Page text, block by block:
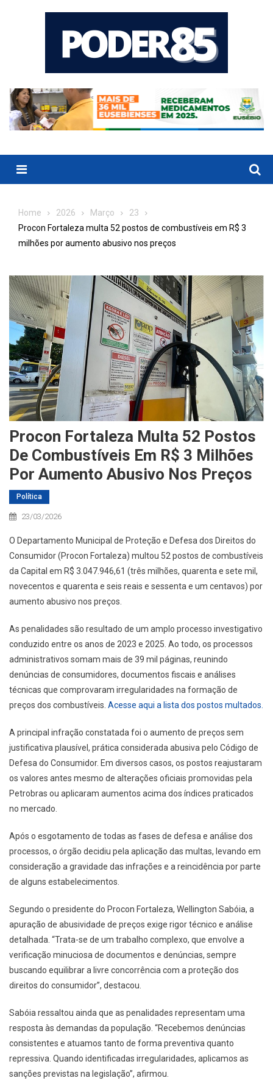
Menu
Home 2026 Março
23
Procon Fortaleza multa 52 postos de combustíveis em R$ 3
milhões por aumento abusivo nos preços
Procon Fortaleza Multa 52 Postos
De Combustíveis Em R$ 3 Milhões
Por Aumento Abusivo Nos Preços
Política
23/03/2026
O Departamento Municipal de Proteção e Defesa dos Direitos do
Consumidor (Procon Fortaleza) multou 52 postos de combustíveis
da Capital em R$ 3.047.946,61 (três milhões, quarenta e sete mil,
novecentos e quarenta e seis reais e sessenta e um centavos) por
aumento abusivo nos preços.
As penalidades são resultado de um amplo processo investigativo
conduzido entre os anos de 2023 e 2025. Ao todo, os processos
administrativos somam mais de 39 mil páginas, reunindo
denúncias de consumidores, documentos fiscais e análises
técnicas que comprovaram irregularidades na formação de
preços dos combustíveis. Acesse aqui a lista dos postos multados.
A principal infração constatada foi o aumento de preços sem
justificativa plausível, prática considerada abusiva pelo Código de
Defesa do Consumidor. Em diversos casos, os postos reajustaram
os valores antes mesmo de alterações oficiais promovidas pela
Petrobras ou aplicaram aumentos acima dos índices praticados
no mercado.
Após o esgotamento de todas as fases de defesa e análise dos
processos, o órgão decidiu pela aplicação das multas, levando em
consideração a gravidade das infrações e a reincidência por parte
de alguns estabelecimentos.
Segundo o presidente do Procon Fortaleza, Wellington Sabóia, a
apuração de abusividade de preços exige rigor técnico e análise
detalhada. “Trata-se de um trabalho complexo, que envolve a
verificação minuciosa de documentos e denúncias, sempre
buscando equilibrar a livre concorrência com a proteção dos
direitos do consumidor”, destacou.
Sabóia ressaltou ainda que as penalidades representam uma
resposta às demandas da população. “Recebemos denúncias
consistentes e atuamos tanto de forma preventiva quanto
repressiva. Quando identificadas irregularidades, aplicamos as
sanções previstas na legislação”, afirmou.